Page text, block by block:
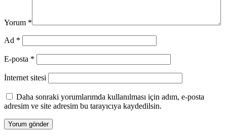
Yorum *
Ad *
E-posta *
İnternet sitesi
Daha sonraki yorumlarımda kullanılması için adım, e-posta
adresim ve site adresim bu tarayıcıya kaydedilsin.